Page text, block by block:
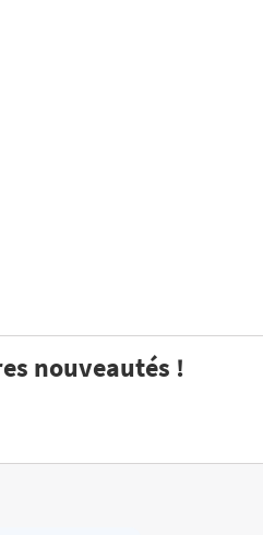
nouveautés !